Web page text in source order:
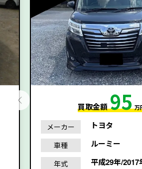
買取金額95 万
メーカー トヨタ
車種 ルーミー
年式 平成29年/2017